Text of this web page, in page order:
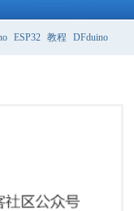
ESP32 教程 DFduino